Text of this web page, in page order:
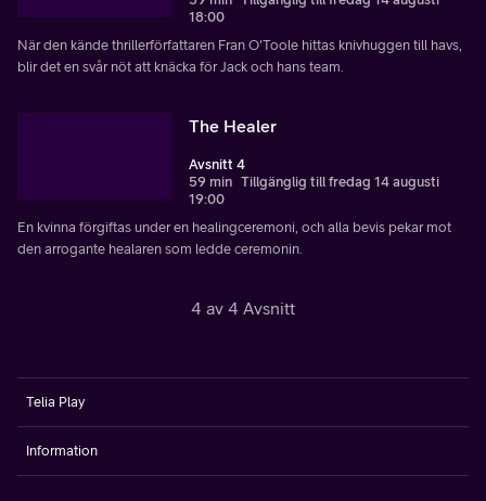
18:00
När den kände thrillerförfattaren Fran O'Toole hittas knivhuggen till havs,
blir det en svår nöt att knäcka för Jack och hans team.
The Healer
Avsnitt 4
59 min Tillgänglig till fredag 14 augusti
19:00
En kvinna förgiftas under en healingceremoni, och alla bevis pekar mot
den arrogante healaren som ledde ceremonin.
4 av 4 Avsnitt
Telia Play
Information